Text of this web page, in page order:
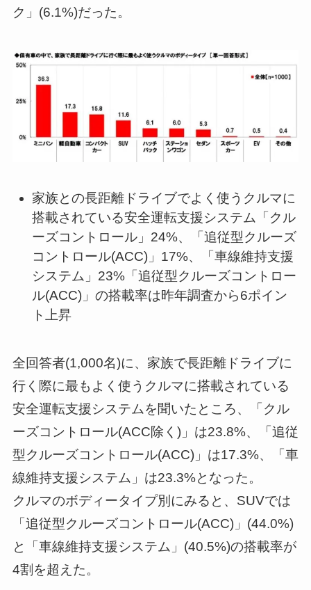
ク」(6.1%)だった。
家族との長距離ドライブでよく使うクルマに
搭載されている安全運転支援システム「クル
ーズコントロール」24%、「追従型クルーズ
コントロール(ACC)」17%、「車線維持支援
システム」23%「追従型クルーズコントロー
ル(ACC)」の搭載率は昨年調査から6ポイン
ト上昇
全回答者(1,000名)に、家族で長距離ドライブに
行く際に最もよく使うクルマに搭載されている
安全運転支援システムを聞いたところ、「クル
ーズコントロール(ACC除く)」は23.8%、「追従
型クルーズコントロール(ACC)」は17.3%、「車
線維持支援システム」は23.3%となった。
クルマのボディータイプ別にみると、SUVでは
「追従型クルーズコントロール(ACC)」(44.0%)
と「車線維持支援システム」(40.5%)の搭載率が
4割を超えた。